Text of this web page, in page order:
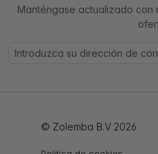
Manténgase actualizado con
© Zolemba B.V 2026